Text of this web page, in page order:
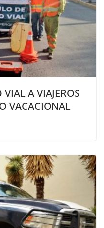
A VIAJEROS
VACACIONAL